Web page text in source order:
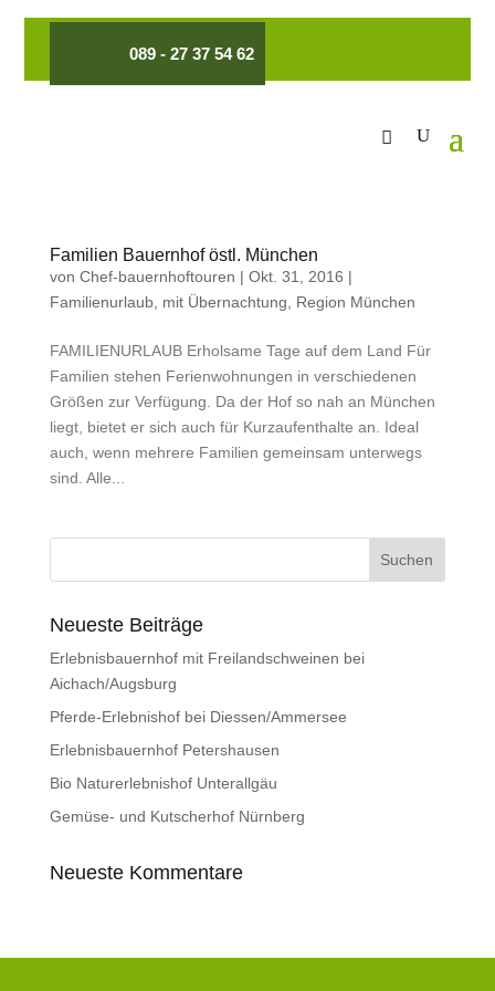
089 - 27 37 54 62
Familien Bauernhof östl. München
von Chef-bauernhoftouren | Okt. 31, 2016 |
Familienurlaub, mit Übernachtung Region München
FAMILIENURLAUB Erholsame Tage auf dem Land Für
Familien stehen Ferienwohnungen in verschiedenen
Größen zur Verfügung. Da der Hof so nah an München
liegt, bietet er sich auch für Kurzaufenthalte an. Ideal
auch, wenn mehrere Familien gemeinsam unterwegs
sind. Alle...
Neueste Beiträge
Erlebnisbauernhof mit Freilandschweinen bei
Aichach/Augsburg
Pferde-Erlebnishof bei Diessen/Ammersee
Erlebnisbauernhof Petershausen
Bio Naturerlebnishof Unterallgäu
Gemüse- und Kutscherhof Nürnberg
Neueste Kommentare